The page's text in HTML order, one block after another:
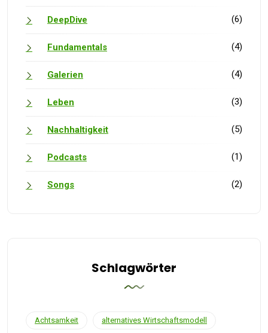
DeepDive (6)
Fundamentals (4)
Galerien (4)
Leben (3)
Nachhaltigkeit (5)
Podcasts (1)
Songs (2)
Schlagwörter
Achtsamkeit alternatives Wirtschaftsmodell